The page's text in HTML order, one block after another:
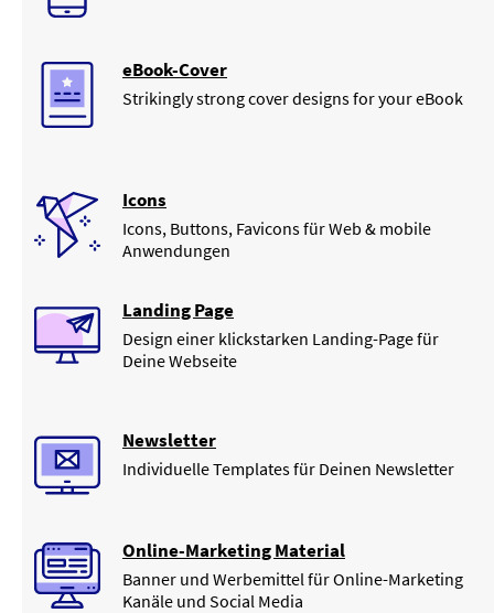
eBook-Cover
Strikingly strong cover designs for your eBook
Icons
Icons, Buttons, Favicons für Web & mobile
Anwendungen
Landing Page
Design einer klickstarken Landing-Page für
Deine Webseite
Newsletter
Individuelle Templates für Deinen Newsletter
Online-Marketing Material
Banner und Werbemittel für Online-Marketing
Kanäle und Social Media